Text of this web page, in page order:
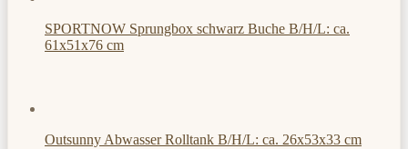
SPORTNOW Sprungbox schwarz Buche B/H/L: ca.
61x51x76 cm
Outsunny Abwasser Rolltank B/H/L: ca. 26x53x33 cm